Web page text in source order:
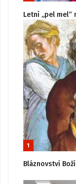
Letní „pel mel“
1
Bláznovství